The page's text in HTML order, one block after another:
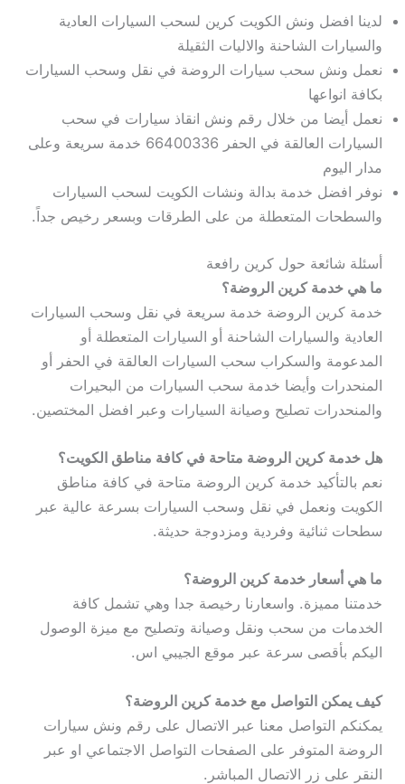
لدينا افضل ونش الكويت كرين لسحب السيارات العادية
والسيارات الشاحنة والاليات الثقيلة
نعمل ونش سحب سيارات الروضة في نقل وسحب السيارات
بكافة انواعها
نعمل أيضا من خلال رقم ونش انقاذ سيارات في سحب
السيارات العالقة في الحفر 66400336 خدمة سريعة وعلى
مدار اليوم
نوفر افضل خدمة بدالة ونشات الكويت لسحب السيارات
والسطحات المتعطلة من على الطرقات وبسعر رخيص جداً.
أسئلة شائعة حول كرين رافعة
ما هي خدمة كرين الروضة؟
خدمة كرين الروضة خدمة سريعة في نقل وسحب السيارات
العادية والسيارات الشاحنة أو السيارات المتعطلة أو
المدعومة والسكراب سحب السيارات العالقة في الحفر أو
المنحدرات وأيضا خدمة سحب السيارات من البحيرات
والمنحدرات تصليح وصيانة السيارات وعبر افضل المختصين.
هل خدمة كرين الروضة متاحة في كافة مناطق الكويت؟
نعم بالتأكيد خدمة كرين الروضة متاحة في كافة مناطق
الكويت ونعمل في نقل وسحب السيارات بسرعة عالية عبر
سطحات ثنائية وفردية ومزدوجة حديثة.
ما هي أسعار خدمة كرين الروضة؟
خدمتنا مميزة. واسعارنا رخيصة جدا وهي تشمل كافة
الخدمات من سحب ونقل وصيانة وتصليح مع ميزة الوصول
اليكم بأقصى سرعة عبر موقع الجيبي اس.
كيف يمكن التواصل مع خدمة كرين الروضة؟
يمكنكم التواصل معنا عبر الاتصال على رقم ونش سيارات
الروضة المتوفر على الصفحات التواصل الاجتماعي او عبر
النقر على زر الاتصال المباشر.